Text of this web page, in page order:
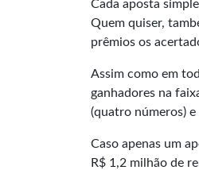
Cada aposta
Quem quiser,
prêmios os
Assim como em
ganhadores na
(quatro números)
Caso apenas um
R$ 1,2 milhão de